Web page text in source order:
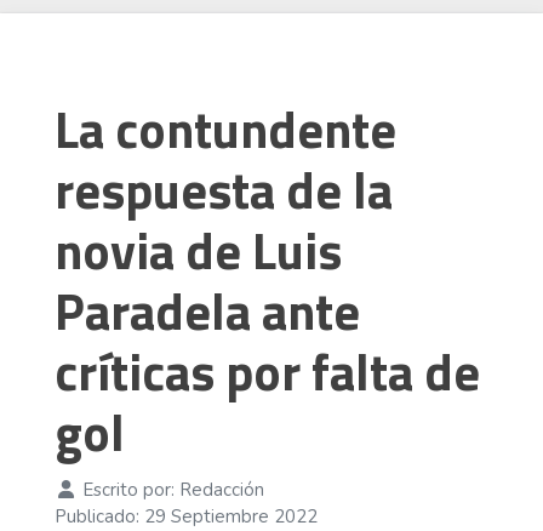
La contundente
respuesta de la
novia de Luis
Paradela ante
críticas por falta de
gol
Escrito por: Redacción
Publicado: 29 Septiembre 2022